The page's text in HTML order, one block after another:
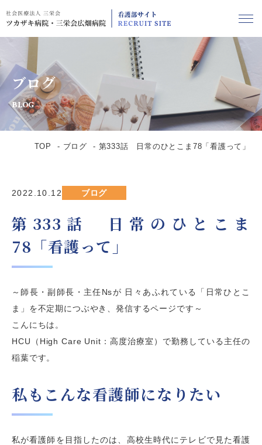
ブログ
BLOG
TOP ブログ 第333話 日常のひとこま78「看護って」
2022.10.12 ブログ
第333話 日常のひとこま
78「看護って」
～師長・副師長・主任Nsが 日々あふれている「日常ひとこ
ま」を不定期につぶやき、発信するページです～
こんにちは。
HCU （ High Care Unit ：高度治療室） で勤務している主任の
稲葉です。
私もこんな看護師になりたい
私が看護師を目指したのは、高校生時代にテレビで見た看護